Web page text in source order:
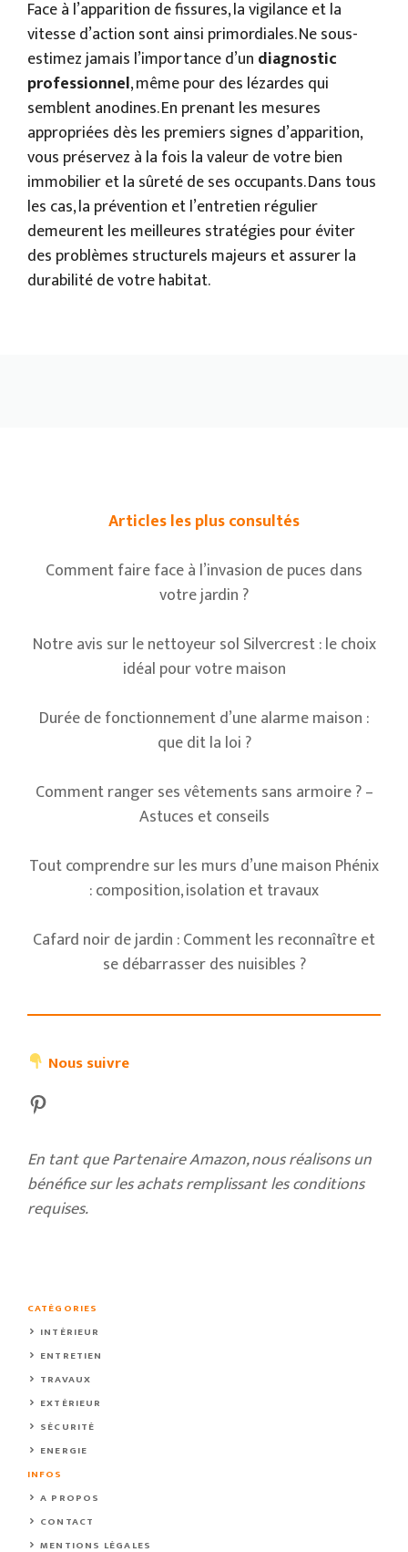
Face à l’apparition de fissures, la vigilance et la
vitesse d’action sont ainsi primordiales. Ne sous-
estimez jamais l’importance d’un diagnostic
professionnel, même pour des lézardes qui
semblent anodines. En prenant les mesures
appropriées dès les premiers signes d’apparition,
vous préservez à la fois la valeur de votre bien
immobilier et la sûreté de ses occupants. Dans tous
les cas, la prévention et l’entretien régulier
demeurent les meilleures stratégies pour éviter
des problèmes structurels majeurs et assurer la
durabilité de votre habitat.
Articles les plus consultés
Comment faire face à l’invasion de puces dans
votre jardin ?
Notre avis sur le nettoyeur sol Silvercrest : le choix
idéal pour votre maison
Durée de fonctionnement d’une alarme maison :
que dit la loi ?
Comment ranger ses vêtements sans armoire ? –
Astuces et conseils
Tout comprendre sur les murs d’une maison Phénix
: composition, isolation et travaux
Cafard noir de jardin : Comment les reconnaître et
se débarrasser des nuisibles ?
Nous suivre
Pinterest
En tant que Partenaire Amazon, nous réalisons un
bénéfice sur les achats remplissant les conditions
requises.
CATÉGORIES
INTÉRIEUR
ENTRETIEN
TRAVAUX
EXTÉRIEUR
SÉCURITÉ
ENERGIE
INFOS
A PROPOS
CONTACT
MENTIONS LÉGALES